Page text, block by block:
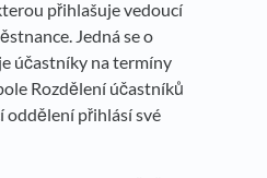
přihlašuje vedoucí
Jedná se o
účastníky na termíny
Rozdělení účastníků
oddělení přihlásí své